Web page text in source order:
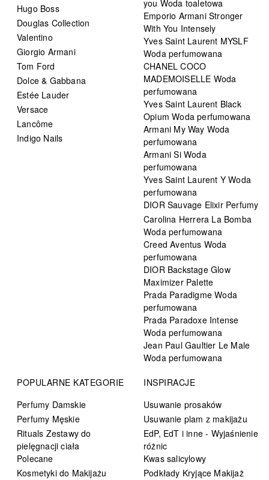
Hugo Boss
Douglas Collection
Valentino
Giorgio Armani
Tom Ford
Dolce & Gabbana
Estée Lauder
Versace
Lancôme
Indigo Nails
you Woda toaletowa
Emporio Armani Stronger
With You Intensely
Yves Saint Laurent MYSLF
Woda perfumowana
CHANEL COCO
MADEMOISELLE Woda
perfumowana
Yves Saint Laurent Black
Opium Woda perfumowana
Armani My Way Woda
perfumowana
Armani Si Woda
perfumowana
Yves Saint Laurent Y Woda
perfumowana
DIOR Sauvage Elixir Perfumy
Carolina Herrera La Bomba
Woda perfumowana
Creed Aventus Woda
perfumowana
DIOR Backstage Glow
Maximizer Palette
Prada Paradigme Woda
perfumowana
Prada Paradoxe Intense
Woda perfumowana
Jean Paul Gaultier Le Male
Woda perfumowana
POPULARNE KATEGORIE
Perfumy Damskie
Perfumy Męskie
Rituals Zestawy do
pielęgnacji ciała
Polecane
Kosmetyki do Makijażu
INSPIRACJE
Usuwanie prosaków
Usuwanie plam z makijażu
EdP, EdT i inne - Wyjaśnienie
różnic
Kwas salicylowy
Podkłady Kryjące Makijaż